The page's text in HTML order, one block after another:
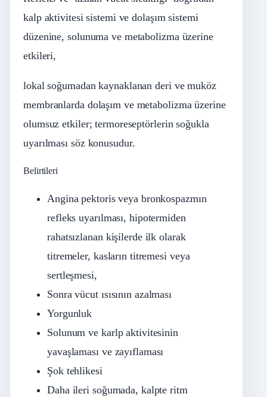
kalp aktivitesi sistemi ve dolaşım sistemi
düzenine, solunuma ve metabolizma üzerine
etkileri,
lokal soğumadan kaynaklanan deri ve muköz
membranlarda dolaşım ve metabolizma üzerine
olumsuz etkiler; termoreseptörlerin soğukla
uyarılması söz konusudur.
Belirtileri
Angina pektoris veya bronkospazmın
refleks uyarılması, hipotermiden
rahatsızlanan kişilerde ilk olarak
titremeler, kasların titremesi veya
sertleşmesi,
Sonra vücut ısısının azalması
Yorgunluk
Solunum ve karlp aktivitesinin
yavaşlaması ve zayıflaması
Şok tehlikesi
Daha ileri soğumada, kalpte ritm